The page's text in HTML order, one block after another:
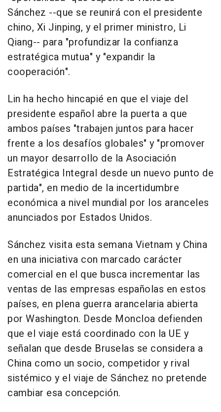
Sánchez --que se reunirá con el presidente
chino, Xi Jinping, y el primer ministro, Li
Qiang-- para "profundizar la confianza
estratégica mutua" y "expandir la
cooperación".
Lin ha hecho hincapié en que el viaje del
presidente español abre la puerta a que
ambos países "trabajen juntos para hacer
frente a los desafíos globales" y "promover
un mayor desarrollo de la Asociación
Estratégica Integral desde un nuevo punto de
partida", en medio de la incertidumbre
económica a nivel mundial por los aranceles
anunciados por Estados Unidos.
Sánchez visita esta semana Vietnam y China
en una iniciativa con marcado carácter
comercial en el que busca incrementar las
ventas de las empresas españolas en estos
países, en plena guerra arancelaria abierta
por Washington. Desde Moncloa defienden
que el viaje está coordinado con la UE y
señalan que desde Bruselas se considera a
China como un socio, competidor y rival
sistémico y el viaje de Sánchez no pretende
cambiar esa concepción.